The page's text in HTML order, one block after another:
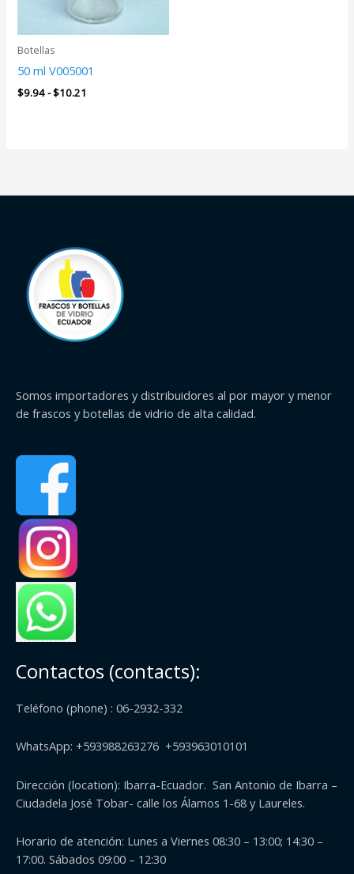
Botellas
50 ml V005001
$9.94-$10.21
Somos importadores y distribuidores al por mayor y menor
de frascos y botellas de vidrio de alta calidad.
Contactos (contacts):
Teléfono (phone) : 06-2932-332
WhatsApp: +593988263276 +593963010101
Dirección (location): Ibarra-Ecuador. San Antonio de Ibarra –
Ciudadela José Tobar- calle los Álamos 1-68 y Laureles.
Horario de atención: Lunes a Viernes 08:30 – 13:00; 14:30 –
17:00. Sábados 09:00 – 12:30